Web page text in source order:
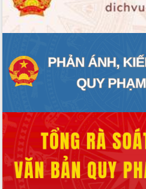
công tỉnh
Đắk Lắk: Tôn vinh 46 giải pháp tại Hội
Đắk Lắk rà soát, điều chỉnh Đề án 190
về phát triển nuôi trồng thủy sản
Phó Chủ tịch UBND tỉnh Đắk Lắk
Trương Công Thái kiểm tra thực địa
Thuột
Định vị cà phê Việt Nam như một “di
sản sống” trong dòng chảy toàn cầu
Xây dựng nông thôn mới: Nâng cao đời
sống người dân từ những mô hình thiết
thực